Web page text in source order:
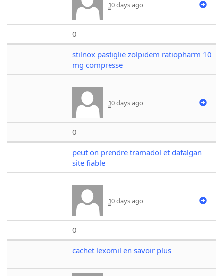
10 days ago
0
stilnox pastiglie zolpidem ratiopharm 10
mg compresse
10 days ago
0
peut on prendre tramadol et dafalgan
site fiable
10 days ago
0
cachet lexomil en savoir plus